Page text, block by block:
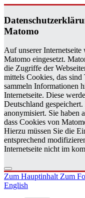
Ma­to­mo
Auf unserer Internetseite
Matomo eingesetzt.
die Zugriffe der
mittels Cookies, das
sammeln Informationen
Internetseite. Diese
Deutschland
anonymisiert. Sie haben
dass Cookies von
Hierzu müssen Sie die
entsprechend
Internetseite nicht im
Zum HauptinhaltZum
English